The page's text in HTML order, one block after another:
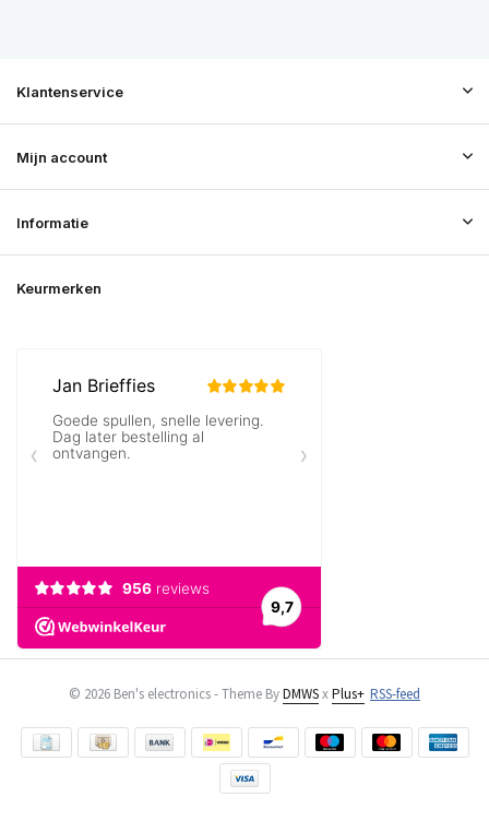
Klantenservice
Mijn account
Informatie
Keurmerken
© 2026 Ben's electronics - Theme ByDMWSxPlus+ RSS-feed